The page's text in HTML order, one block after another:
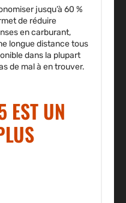
jusqu’à 60 %
de réduire
en carburant,
longue distance tous
dans la plupart
de mal à en trouver.
EST UN